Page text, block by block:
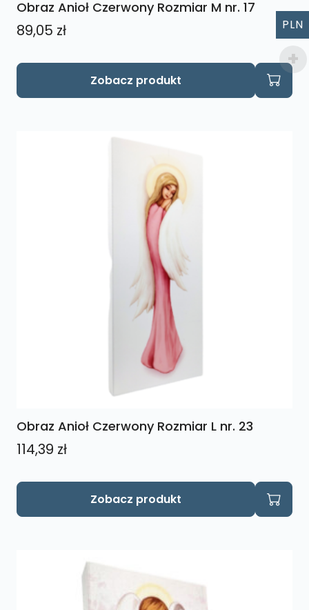
Obraz Anioł Czerwony Rozmiar M nr. 17
89,05 zł
Zobacz produkt
Obraz Anioł Czerwony Rozmiar L nr. 23
114,39 zł
Zobacz produkt
PLN